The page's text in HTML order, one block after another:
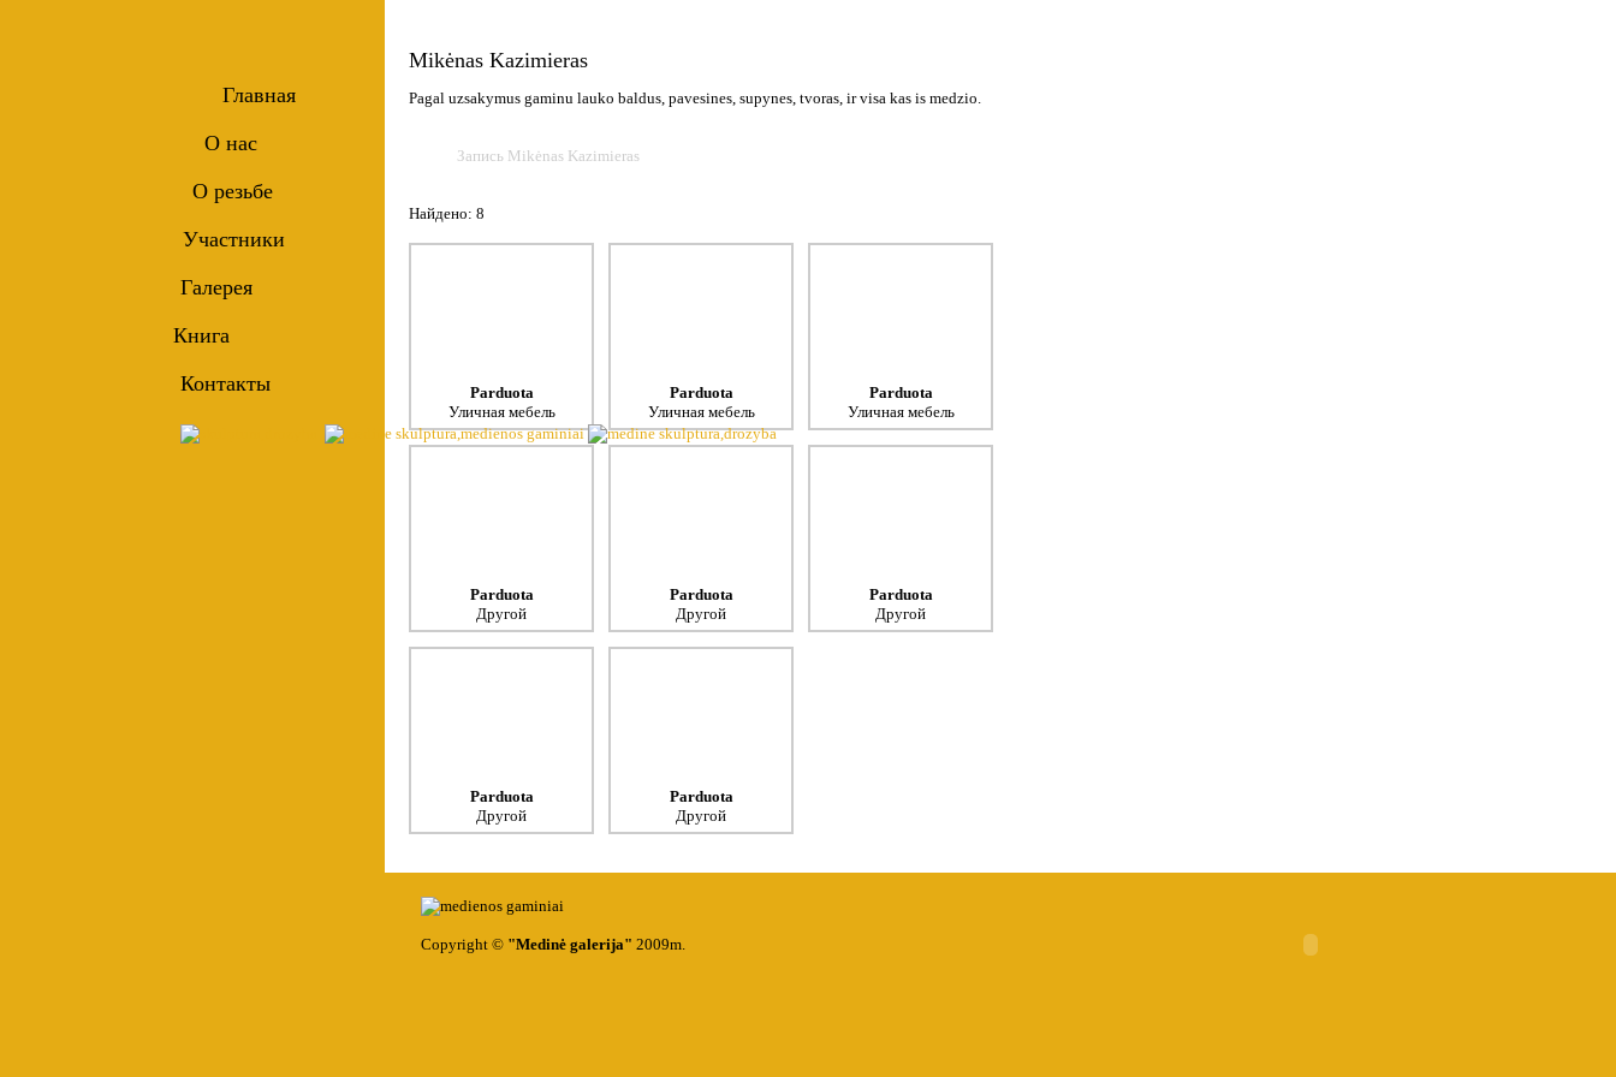
Главная
О нас
О резьбе
Участники
Галерея
Книга
Контакты
Mikėnas Kazimieras
Pagal uzsakymus gaminu lauko baldus, pavesines, supynes, tvoras, ir visa kas is medzio.
Запись Mikėnas Kazimieras
Найдено: 8
Parduota
Уличная мебель
Parduota
Уличная мебель
Parduota
Уличная мебель
Parduota
Другой
Parduota
Другой
Parduota
Другой
Parduota
Другой
Parduota
Другой
Copyright © "Medinė galerija" 2009m.